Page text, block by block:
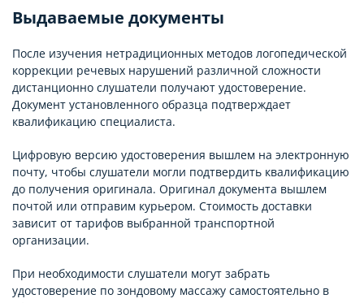
Выдаваемые документы
После изучения нетрадиционных методов логопедической
коррекции речевых нарушений различной сложности
дистанционно слушатели получают удостоверение.
Документ установленного образца подтверждает
квалификацию специалиста.
Цифровую версию удостоверения вышлем на электронную
почту, чтобы слушатели могли подтвердить квалификацию
до получения оригинала. Оригинал документа вышлем
почтой или отправим курьером. Стоимость доставки
зависит от тарифов выбранной транспортной
организации.
При необходимости слушатели могут забрать
удостоверение по зондовому массажу самостоятельно в